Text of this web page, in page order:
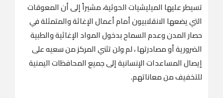
تسيطر عليها الميليشيات الحوثية، مشيراً إلى أن المعوقات
التي يضعها الانقلابيون أمام أعمال الإغاثة والمتمثلة في
حصار المدن وعدم السماح بدخول المواد الإغاثية والطبية
الضرورية أو مصادرتها ، لم ولن تثني المركز من سعيه على
إيصال المساعدات الإنسانية إلى جميع المحافظات اليمنية
للتخفيف من معاناتهم.